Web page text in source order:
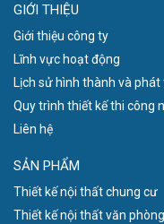
GIỚI THIỆU
Giới thiệu công ty
Lĩnh vực hoạt động
Lịch sử hình thành và phát
Quy trình thiết kế thi công
Liên hệ
SẢN PHẨM
Thiết kế nội thất chung cư
Thiết kế nội thất văn phòng